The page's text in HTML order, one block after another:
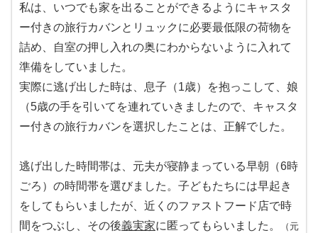
私は、いつでも家を出ることができるようにキャスタ
ー付きの旅行カバンとリュックに必要最低限の荷物を
詰め、自室の押し入れの奥にわからないように入れて
準備をしていました。
実際に逃げ出した時は、息子（1歳）を抱っこして、娘
（5歳の手を引いてを連れていきましたので、キャスタ
ー付きの旅行カバンを選択したことは、正解でした。
逃げ出した時間帯は、元夫が寝静まっている早朝（6時
ごろ）の時間帯を選びました。子どもたちには早起き
をしてもらいましたが、近くのファストフード店で時
間をつぶし、その後義実家に匿ってもらいました。
（元